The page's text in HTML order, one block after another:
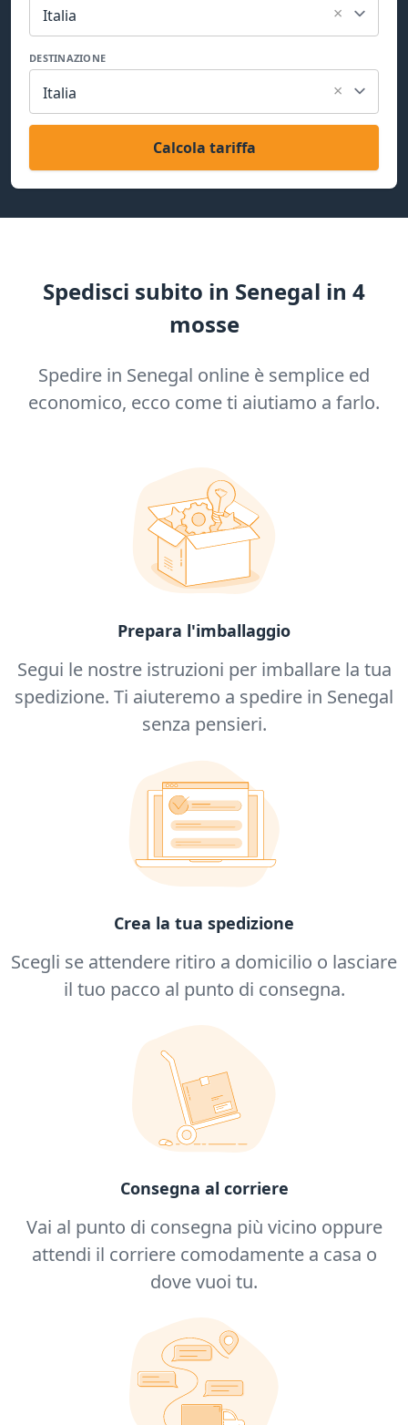
Italia ×
DESTINAZIONE
Italia ×
Calcola tariffa
Spedisci subito in Senegal in 4
mosse
Spedire in Senegal online è semplice ed
economico, ecco come ti aiutiamo a farlo.
Prepara l'imballaggio
Segui le nostre istruzioni per imballare la tua
spedizione. Ti aiuteremo a spedire in Senegal
senza pensieri.
Crea la tua spedizione
Scegli se attendere ritiro a domicilio o lasciare
il tuo pacco al punto di consegna.
Consegna al corriere
Vai al punto di consegna più vicino oppure
attendi il corriere comodamente a casa o
dove vuoi tu.